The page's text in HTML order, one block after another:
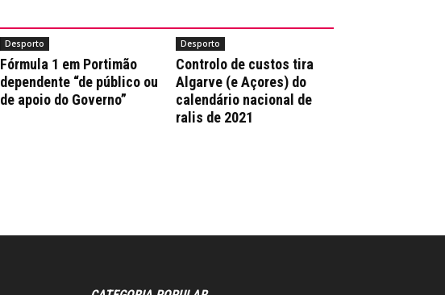
Desporto
Fórmula 1 em Portimão
dependente “de público ou
de apoio do Governo”
Desporto
Controlo de custos tira
Algarve (e Açores) do
calendário nacional de
ralis de 2021